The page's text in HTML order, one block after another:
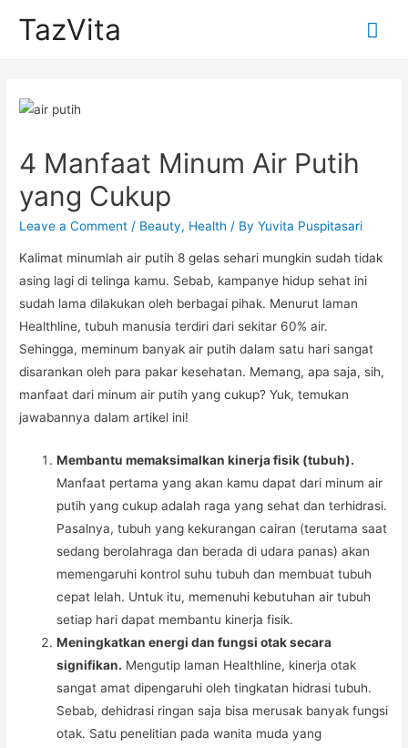
TazVita
4 Manfaat Minum Air Putih
yang Cukup
Leave a Comment / Beauty, Health / ByYuvita Puspitasari
Kalimat minumlah air putih 8 gelas sehari mungkin sudah tidak
asing lagi di telinga kamu. Sebab, kampanye hidup sehat ini
sudah lama dilakukan oleh berbagai pihak. Menurut laman
Healthline, tubuh manusia terdiri dari sekitar 60% air.
Sehingga, meminum banyak air putih dalam satu hari sangat
disarankan oleh para pakar kesehatan. Memang, apa saja, sih,
manfaat dari minum air putih yang cukup? Yuk, temukan
jawabannya dalam artikel ini!
Membantu memaksimalkan kinerja fisik (tubuh).
Manfaat pertama yang akan kamu dapat dari minum air
putih yang cukup adalah raga yang sehat dan terhidrasi.
Pasalnya, tubuh yang kekurangan cairan (terutama saat
sedang berolahraga dan berada di udara panas) akan
memengaruhi kontrol suhu tubuh dan membuat tubuh
cepat lelah. Untuk itu, memenuhi kebutuhan air tubuh
setiap hari dapat membantu kinerja fisik.
Meningkatkan energi dan fungsi otak secara
signifikan. Mengutip laman Healthline, kinerja otak
sangat amat dipengaruhi oleh tingkatan hidrasi tubuh.
Sebab, dehidrasi ringan saja bisa merusak banyak fungsi
otak. Satu penelitian pada wanita muda yang